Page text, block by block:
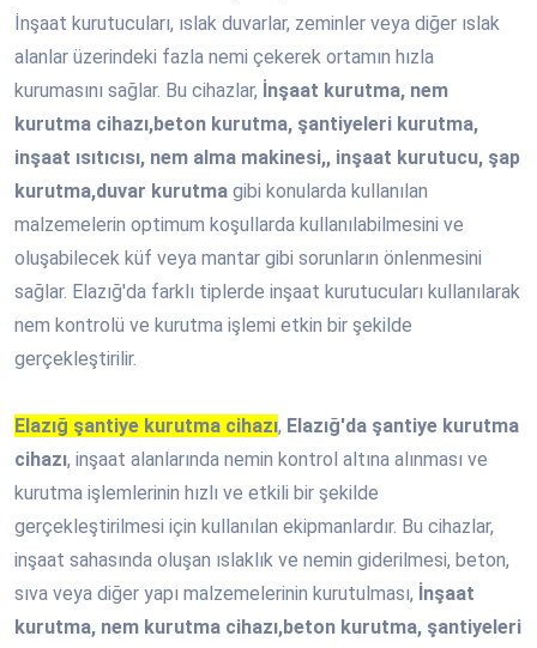
İnşaat kurutucuları, ıslak duvarlar, zeminler veya diğer ıslak
alanlar üzerindeki fazla nemi çekerek ortamın hızla
kurumasını sağlar. Bu cihazlar, İnşaat kurutma, nem
kurutma cihazı,beton kurutma, şantiyeleri kurutma,
inşaat ısıtıcısı, nem alma makinesi,, inşaat kurutucu, şap
kurutma,duvar kurutma gibi konularda kullanılan
malzemelerin optimum koşullarda kullanılabilmesini ve
oluşabilecek küf veya mantar gibi sorunların önlenmesini
sağlar. Elazığ'da farklı tiplerde inşaat kurutucuları kullanılarak
nem kontrolü ve kurutma işlemi etkin bir şekilde
gerçekleştirilir.
Elazığ şantiye kurutma cihazı, Elazığ'da şantiye kurutma
cihazı, inşaat alanlarında nemin kontrol altına alınması ve
kurutma işlemlerinin hızlı ve etkili bir şekilde
gerçekleştirilmesi için kullanılan ekipmanlardır. Bu cihazlar,
inşaat sahasında oluşan ıslaklık ve nemin giderilmesi, beton,
sıva veya diğer yapı malzemelerinin kurutulması, İnşaat
kurutma, nem kurutma cihazı,beton kurutma, şantiyeleri